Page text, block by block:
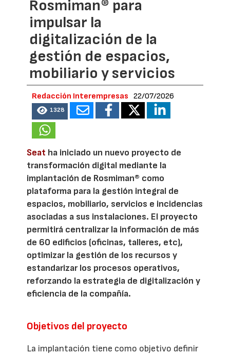
Rosmiman® para
impulsar la
digitalización de la
gestión de espacios,
mobiliario y servicios
Redacción Interempresas 22/07/2026
1328
Seat ha iniciado un nuevo proyecto de
transformación digital mediante la
implantación de Rosmiman® como
plataforma para la gestión integral de
espacios, mobiliario, servicios e incidencias
asociadas a sus instalaciones. El proyecto
permitirá centralizar la información de más
de 60 edificios (oficinas, talleres, etc),
optimizar la gestión de los recursos y
estandarizar los procesos operativos,
reforzando la estrategia de digitalización y
eficiencia de la compañía.
Objetivos del proyecto
La implantación tiene como objetivo definir